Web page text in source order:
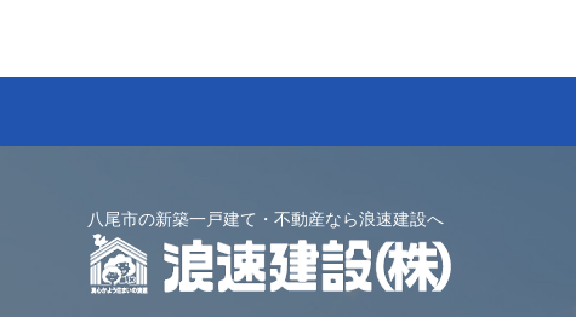
八尾市の新築一戸建て・不動産なら浪速建設へ